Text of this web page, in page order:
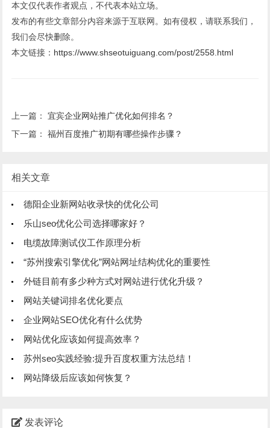
本文仅代表作者观点，不代表本站立场。
发布的有些文章部分内容来源于互联网。如有侵权，请联系我们，
我们会尽快删除。
本文链接： https://www.shseotuiguang.com/post/2558.html
上一篇：宜宾企业网站推广优化如何排名？
下一篇：福州百度推广初期有哪些操作步骤？
相关文章
德阳企业新网站收录快的优化公司
乐山seo优化公司选择哪家好？
电缆故障测试仪工作原理分析
“苏州搜索引擎优化”网站网址结构优化的重要性
外链目前有多少种方式对网站进行优化升级？
网站关键词排名优化要点
企业网站SEO优化有什么优势
网站优化应该如何提高效率？
苏州seo实践经验:提升百度权重方法总结！
网站降级后应该如何恢复？
发表评论